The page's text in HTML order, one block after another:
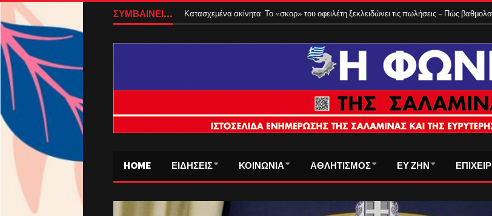
ΣΥΜΒΑΙΝΕΙ... Κατασχεμένα ακίνητα: Το «σκορ» του οφειλέτη ξεκλειδώνει τις πωλήσεις – Πώς
HOME ΕΙΔΗΣΕΙΣ ΚΟΙΝΩΝΙΑ ΑΘΛΗΤΙΣΜΟΣ ΕΥ ΖΗΝ